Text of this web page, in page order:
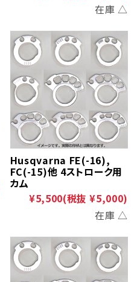
在庫 △
Husqvarna FE(-16),
FC(-15)他 4ストローク用
カム
¥5,500(税抜 ¥5,000)
在庫 △